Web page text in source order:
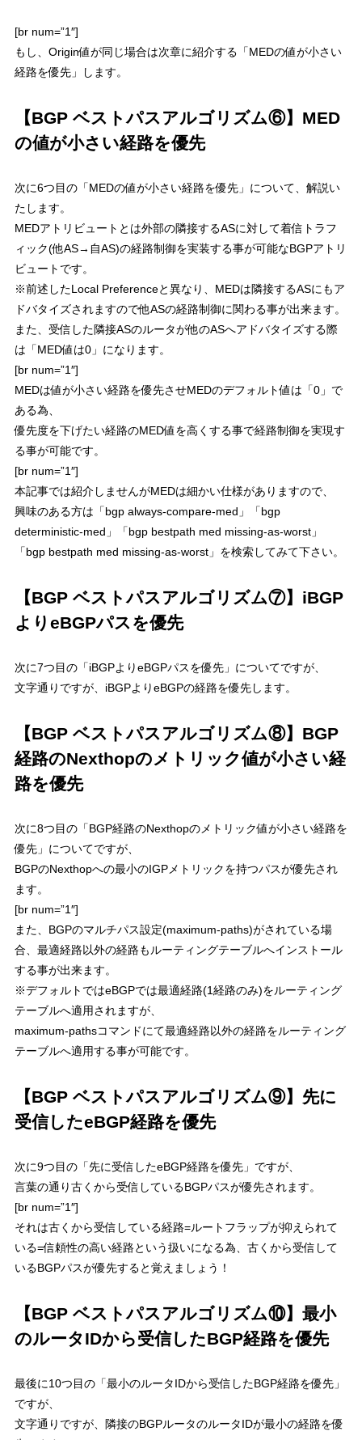
[br num=”1″]
もし、Origin値が同じ場合は次章に紹介する「MEDの値が小さい
経路を優先」します。
【BGP ベストパスアルゴリズム⑥】MED
の値が小さい経路を優先
次に6つ目の「MEDの値が小さい経路を優先」について、解説い
たします。
MEDアトリビュートとは外部の隣接するASに対して着信トラフ
ィック(他AS→自AS)の経路制御を実装する事が可能なBGPアトリ
ビュートです。
※前述したLocal Preferenceと異なり、MEDは隣接するASにもア
ドバタイズされますので他ASの経路制御に関わる事が出来ます。
また、受信した隣接ASのルータが他のASへアドバタイズする際
は「MED値は0」になります。
[br num=”1″]
MEDは値が小さい経路を優先させMEDのデフォルト値は「0」で
ある為、
優先度を下げたい経路のMED値を高くする事で経路制御を実現す
る事が可能です。
[br num=”1″]
本記事では紹介しませんがMEDは細かい仕様がありますので、
興味のある方は「bgp always-compare-med」「bgp
deterministic-med」「bgp bestpath med missing-as-worst」
「bgp bestpath med missing-as-worst」を検索してみて下さい。
【BGP ベストパスアルゴリズム⑦】iBGP
よりeBGPパスを優先
次に7つ目の「iBGPよりeBGPパスを優先」についてですが、
文字通りですが、iBGPよりeBGPの経路を優先します。
【BGP ベストパスアルゴリズム⑧】BGP
経路のNexthopのメトリック値が小さい経
路を優先
次に8つ目の「BGP経路のNexthopのメトリック値が小さい経路を
優先」についてですが、
BGPのNexthopへの最小のIGPメトリックを持つパスが優先され
ます。
[br num=”1″]
また、BGPのマルチパス設定(maximum-paths)がされている場
合、最適経路以外の経路もルーティングテーブルへインストール
する事が出来ます。
※デフォルトではeBGPでは最適経路(1経路のみ)をルーティング
テーブルへ適用されますが、
maximum-pathsコマンドにて最適経路以外の経路をルーティング
テーブルへ適用する事が可能です。
【BGP ベストパスアルゴリズム⑨】先に
受信したeBGP経路を優先
次に9つ目の「先に受信したeBGP経路を優先」ですが、
言葉の通り古くから受信しているBGPパスが優先されます。
[br num=”1″]
それは古くから受信している経路=ルートフラップが抑えられて
いる=信頼性の高い経路という扱いになる為、古くから受信して
いるBGPパスが優先すると覚えましょう！
【BGP ベストパスアルゴリズム⑩】最小
のルータIDから受信したBGP経路を優先
最後に10つ目の「最小のルータIDから受信したBGP経路を優先」
ですが、
文字通りですが、隣接のBGPルータのルータIDが最小の経路を優